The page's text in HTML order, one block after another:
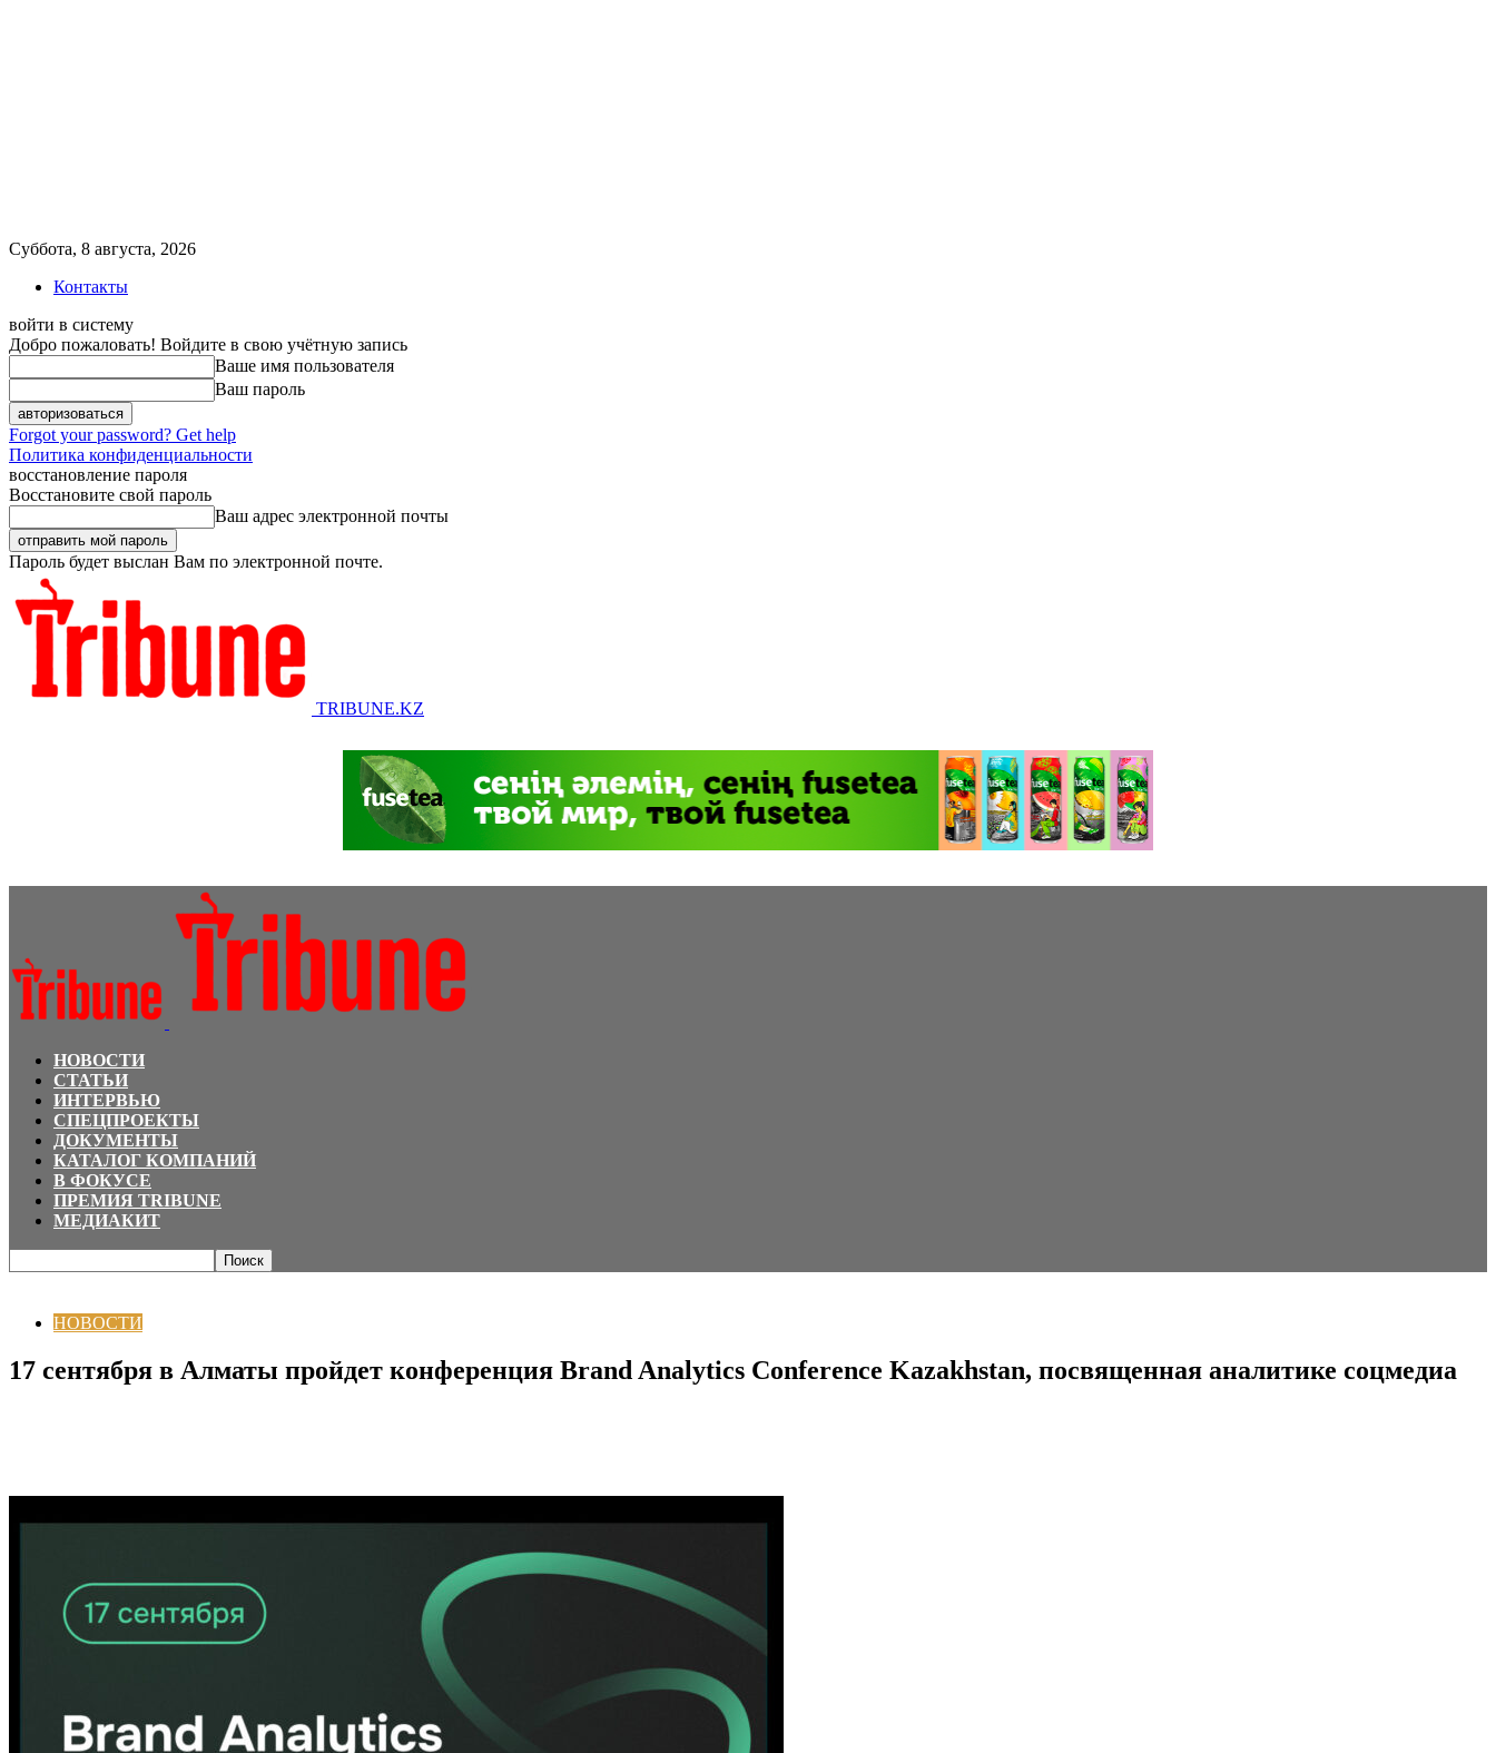
Суббота, 8 августа, 2026
Контакты
войти в систему
Добро пожаловать! Войдите в свою учётную запись
Ваше имя пользователя
Ваш пароль
Forgot your password? Get help
Политика конфиденциальности
восстановление пароля
Восстановите свой пароль
Ваш адрес электронной почты
Пароль будет выслан Вам по электронной почте.
TRIBUNE.KZ
НОВОСТИ
СТАТЬИ
ИНТЕРВЬЮ
СПЕЦПРОЕКТЫ
ДОКУМЕНТЫ
КАТАЛОГ КОМПАНИЙ
В ФОКУСЕ
ПРЕМИЯ TRIBUNE
МЕДИАКИТ
НОВОСТИ
17 сентября в Алматы пройдет конференция Brand Analytics Conference Kazakhstan, посвященная аналитике соцмедиа